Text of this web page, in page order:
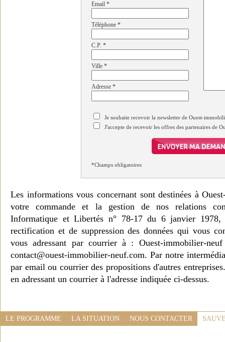
Email *
Téléphone *
C.P. *
Ville *
Adresse *
Je souhaite recevoir la newsletter de Ouest-
J'accepte de recevoir les offres des partenaires de
*Champs obligatoires
Les informations vous concernant sont destinées à
votre commande et la gestion de nos relations
Informatique et Libertés n° 78-17 du 6 janvier 1978,
rectification et de suppression des données qui vous
vous adressant par courrier à : Ouest-immobilier-
contact@ouest-immobilier-neuf.com. Par notre
par email ou courrier des propositions d'autres
en adressant un courrier à l'adresse indiquée ci-dessus.
LE PROGRAMME LA SITUATION NOUS CONTACTER